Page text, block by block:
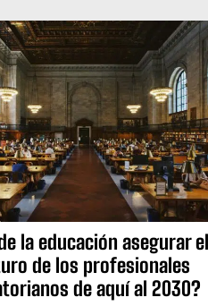
la educación asegurar el
de los profesionales
de aquí al 2030?